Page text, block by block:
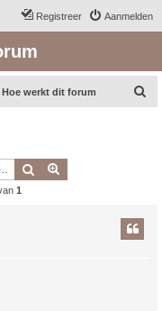
Aanmelden
Registreer
Hoe werkt dit forum
Zoek
1